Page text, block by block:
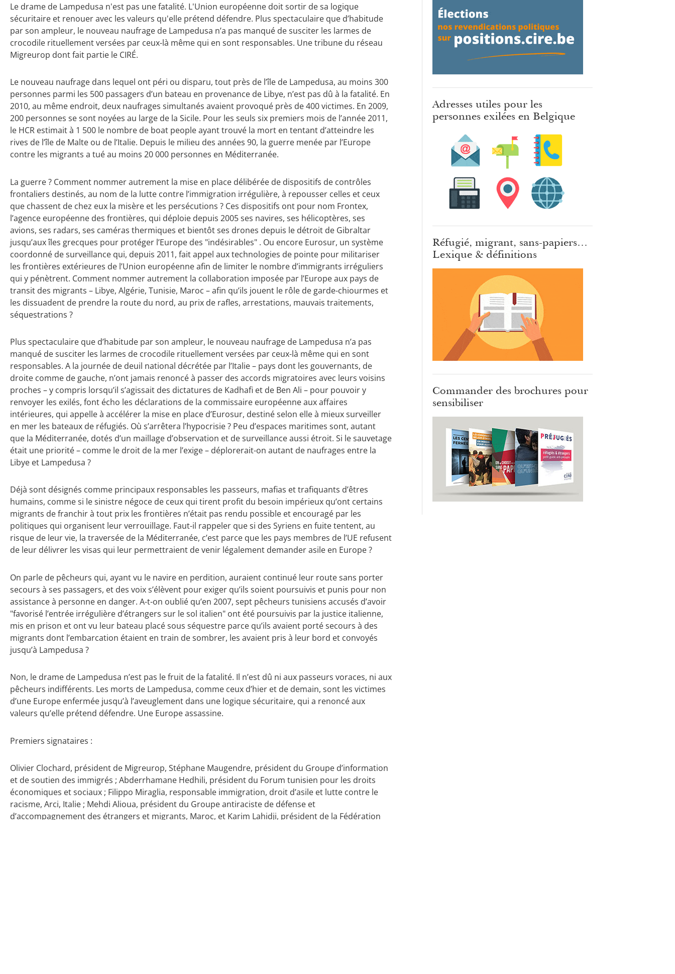
Le drame de Lampedusa n'est pas une fatalité. L'Union européenne doit sortir de sa logique
sécuritaire et renouer avec les valeurs qu'elle prétend défendre. Plus spectaculaire que d’habitude
par son ampleur, le nouveau naufrage de Lampedusa n’a pas manqué de susciter les larmes de
crocodile rituellement versées par ceux-là même qui en sont responsables. Une tribune du réseau
Migreurop dont fait partie le CIRÉ.
Le nouveau naufrage dans lequel ont péri ou disparu, tout près de l’île de Lampedusa, au moins 300
personnes parmi les 500 passagers d’un bateau en provenance de Libye, n’est pas dû à la fatalité. En
2010, au même endroit, deux naufrages simultanés avaient provoqué près de 400 victimes. En 2009,
200 personnes se sont noyées au large de la Sicile. Pour les seuls six premiers mois de l’année 2011,
le HCR estimait à 1 500 le nombre de boat people ayant trouvé la mort en tentant d’atteindre les
rives de l’île de Malte ou de l’Italie. Depuis le milieu des années 90, la guerre menée par l’Europe
contre les migrants a tué au moins 20 000 personnes en Méditerranée.
La guerre ? Comment nommer autrement la mise en place délibérée de dispositifs de contrôles
frontaliers destinés, au nom de la lutte contre l’immigration irrégulière, à repousser celles et ceux
que chassent de chez eux la misère et les persécutions ? Ces dispositifs ont pour nom Frontex,
l’agence européenne des frontières, qui déploie depuis 2005 ses navires, ses hélicoptères, ses
avions, ses radars, ses caméras thermiques et bientôt ses drones depuis le détroit de Gibraltar
jusqu’aux îles grecques pour protéger l’Europe des "indésirables" . Ou encore Eurosur, un système
coordonné de surveillance qui, depuis 2011, fait appel aux technologies de pointe pour militariser
les frontières extérieures de l’Union européenne afin de limiter le nombre d’immigrants irréguliers
qui y pénètrent. Comment nommer autrement la collaboration imposée par l’Europe aux pays de
transit des migrants – Libye, Algérie, Tunisie, Maroc – afin qu’ils jouent le rôle de garde-chiourmes et
les dissuadent de prendre la route du nord, au prix de rafles, arrestations, mauvais traitements,
séquestrations ?
Plus spectaculaire que d’habitude par son ampleur, le nouveau naufrage de Lampedusa n’a pas
manqué de susciter les larmes de crocodile rituellement versées par ceux-là même qui en sont
responsables. A la journée de deuil national décrétée par l’Italie – pays dont les gouvernants, de
droite comme de gauche, n’ont jamais renoncé à passer des accords migratoires avec leurs voisins
proches – y compris lorsqu’il s’agissait des dictatures de Kadhafi et de Ben Ali – pour pouvoir y
renvoyer les exilés, font écho les déclarations de la commissaire européenne aux affaires
intérieures, qui appelle à accélérer la mise en place d’Eurosur, destiné selon elle à mieux surveiller
en mer les bateaux de réfugiés. Où s’arrêtera l’hypocrisie ? Peu d’espaces maritimes sont, autant
que la Méditerranée, dotés d’un maillage d’observation et de surveillance aussi étroit. Si le sauvetage
était une priorité – comme le droit de la mer l’exige – déplorerait-on autant de naufrages entre la
Libye et Lampedusa ?
Déjà sont désignés comme principaux responsables les passeurs, mafias et trafiquants d’êtres
humains, comme si le sinistre négoce de ceux qui tirent profit du besoin impérieux qu’ont certains
migrants de franchir à tout prix les frontières n’était pas rendu possible et encouragé par les
politiques qui organisent leur verrouillage. Faut-il rappeler que si des Syriens en fuite tentent, au
risque de leur vie, la traversée de la Méditerranée, c’est parce que les pays membres de l’UE refusent
de leur délivrer les visas qui leur permettraient de venir légalement demander asile en Europe ?
On parle de pêcheurs qui, ayant vu le navire en perdition, auraient continué leur route sans porter
secours à ses passagers, et des voix s’élèvent pour exiger qu’ils soient poursuivis et punis pour non
assistance à personne en danger. A-t-on oublié qu’en 2007, sept pêcheurs tunisiens accusés d’avoir
"favorisé l’entrée irrégulière d’étrangers sur le sol italien" ont été poursuivis par la justice italienne,
mis en prison et ont vu leur bateau placé sous séquestre parce qu’ils avaient porté secours à des
migrants dont l’embarcation étaient en train de sombrer, les avaient pris à leur bord et convoyés
jusqu’à Lampedusa ?
Non, le drame de Lampedusa n’est pas le fruit de la fatalité. Il n’est dû ni aux passeurs voraces, ni aux
pêcheurs indifférents. Les morts de Lampedusa, comme ceux d’hier et de demain, sont les victimes
d’une Europe enfermée jusqu’à l’aveuglement dans une logique sécuritaire, qui a renoncé aux
valeurs qu’elle prétend défendre. Une Europe assassine.
Premiers signataires :
Olivier Clochard, président de Migreurop, Stéphane Maugendre, président du Groupe d’information
et de soutien des immigrés ; Abderrhamane Hedhili, président du Forum tunisien pour les droits
économiques et sociaux ; Filippo Miraglia, responsable immigration, droit d’asile et lutte contre le
racisme, Arci, Italie ; Mehdi Alioua, président du Groupe antiraciste de défense et
d’accompagnement des étrangers et migrants, Maroc, et Karim Lahidji, président de la Fédération
Adresses utiles pour les
personnes exilées en Belgique
Réfugié, migrant, sans-papiers…
Lexique & définitions
Commander des brochures pour
sensibiliser